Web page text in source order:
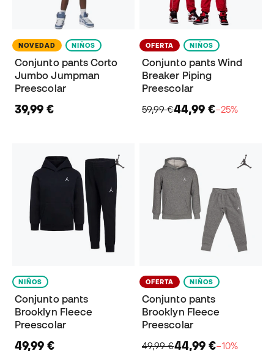
NOVEDAD NIÑOS
Conjunto pants Corto
Jumbo Jumpman
Preescolar
39,99 €
OFERTA NIÑOS
Conjunto pants Wind
Breaker Piping
Preescolar
59,99 €44,99 €−25%
NIÑOS
Conjunto pants
Brooklyn Fleece
Preescolar
49,99 €
OFERTA NIÑOS
Conjunto pants
Brooklyn Fleece
Preescolar
49,99 €44,99 €−10%